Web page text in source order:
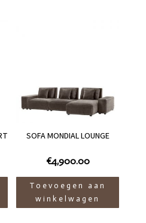
SOFA MONDIAL LOUNGE
€4,900.00
Toevoegen aan
winkelwagen